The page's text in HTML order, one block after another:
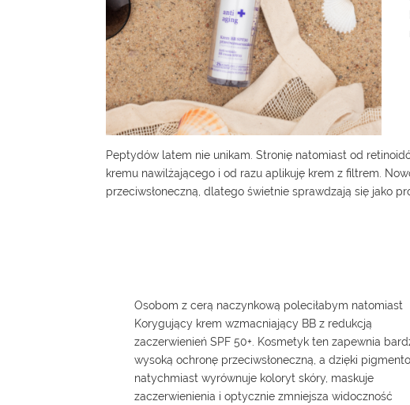
Peptydów latem nie unikam. Stronię natomiast od
kremu nawilżającego i od razu aplikuję krem z filtrem.
przeciwsłoneczną, dlatego świetnie sprawdzają się jako
Osobom z cerą naczynkową poleciłabym natomiast
Korygujący krem wzmacniającyBB z redukcją
zaczerwienień SPF 50+. Kosmetyk ten zapewnia
wysoką ochronę przeciwsłoneczną, a dzięki
natychmiast wyrównuje koloryt skóry, maskuje
zaczerwienienia i optycznie zmniejsza widoczność